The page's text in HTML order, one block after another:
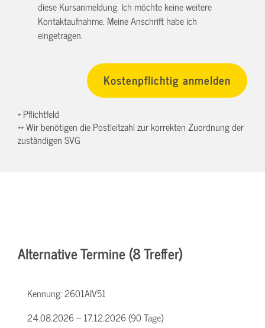
diese Kursanmeldung. Ich möchte keine weitere
Kontaktaufnahme. Meine Anschrift habe ich
eingetragen.
* Pflichtfeld
** Wir benötigen die Postleitzahl zur korrekten Zuordnung der
zuständigen SVG
Alternative Termine (8 Treffer)
Kennung:2601AIV51
24.08.2026 – 17.12.2026 (90 Tage)